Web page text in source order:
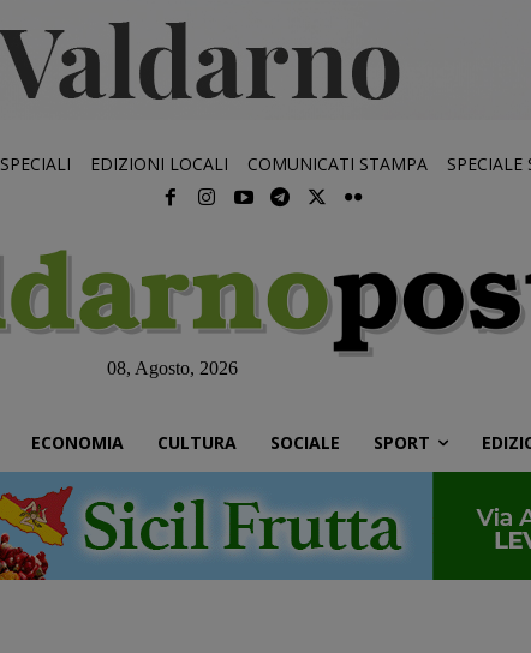
SPECIALI EDIZIONI LOCALI COMUNICATI STAMPA SPECIALE
08, Agosto, 2026
ECONOMIA CULTURA SOCIALE SPORT